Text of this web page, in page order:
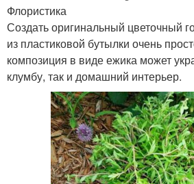
Флористика
Создать оригинальный цветочный
из пластиковой бутылки очень
композиция в виде ежика может
клумбу, так и домашний интерьер.